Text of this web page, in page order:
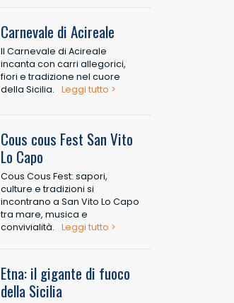
Carnevale di Acireale
Il Carnevale di Acireale
incanta con carri allegorici,
fiori e tradizione nel cuore
della Sicilia.
Leggi tutto >
Cous cous Fest San Vito
Lo Capo
Cous Cous Fest: sapori,
culture e tradizioni si
incontrano a San Vito Lo Capo
tra mare, musica e
convivialità.
Leggi tutto >
Etna: il gigante di fuoco
della Sicilia